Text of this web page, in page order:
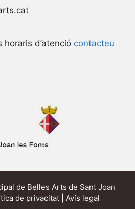
d’atenció contacteu
de Belles Arts de Sant Joan
de privacitat| Avís legal